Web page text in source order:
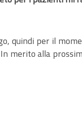
quindi per il
merito alla